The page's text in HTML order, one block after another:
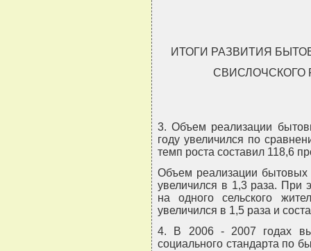
ИТОГИ РАЗВИТИЯ
СВИСЛОЧСКОГО
3. Объем реализации
году увеличился по
темп роста составил 118,6
Объем реализации бытовых
увеличился в 1,3 раза. При
на одного сельского
увеличился в 1,5 раза и
4. В 2006 - 2007 годах
социального стандарта по